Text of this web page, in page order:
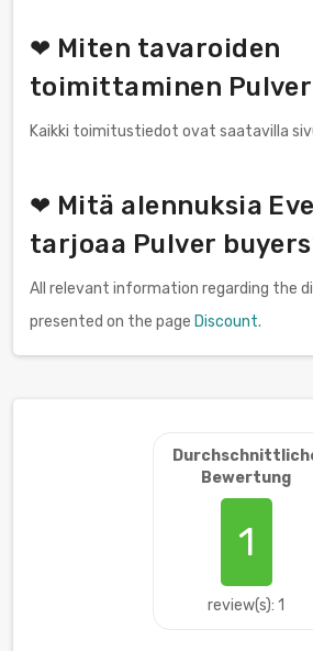
❤ Miten tavaroiden
toimittaminen
Kaikki toimitustiedot ovat saatavilla
❤ Mitä alennuksia
tarjoaa Pulver
All relevant information regarding the
presented on the page Discount.
Bewertung
1
review(s): 1